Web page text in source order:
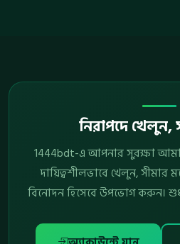
নিরাপদে
1444bdt-এ আপনার সুরক্ষা
দায়িত্বশীলভাবে খেলুন, সীমার
বিনোদন হিসেবে উপভোগ করুন।